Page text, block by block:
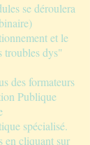
se déroulera
et le
troubles dys"
des formateurs
Publique
spécialisé.
en cliquant sur